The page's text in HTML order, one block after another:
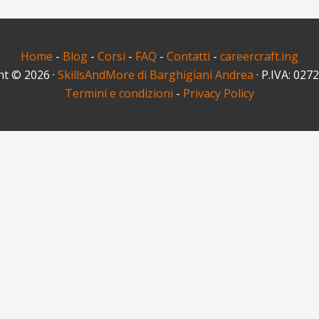
Home - Blog - Corsi - FAQ - Contatti - careercraft.ing
© 2026 · SkillsAndMore di Barghigiani Andrea · P.IVA:
Termini e condizioni - Privacy Policy